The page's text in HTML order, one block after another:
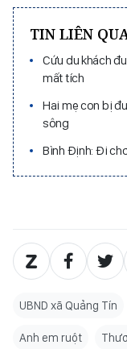
TIN LIÊN
Cứu du khách
mất tích
Hai mẹ con bị
sông
Bình Định: Đi
UBND xã Quảng Tín
Anh em ruột